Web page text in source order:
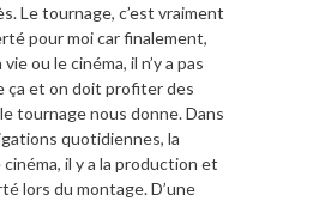
Le tournage, c’est vraiment
pour moi car finalement,
ou le cinéma, il n’y a pas
ça et on doit profiter des
tournage nous donne. Dans
quotidiennes, la
il y a la production et
lors du montage. D’une